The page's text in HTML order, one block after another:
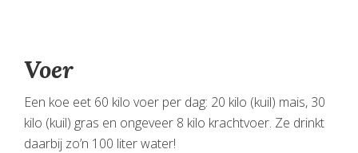
Voer
Een koe eet 60 kilo voer per dag: 20 kilo (kuil) mais, 30
kilo (kuil) gras en ongeveer 8 kilo krachtvoer. Ze drinkt
daarbij zo’n 100 liter water!